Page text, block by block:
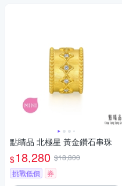
點睛品 北極星 黃金鑽石串珠
$18,280 $18,800
挑戰低價
券